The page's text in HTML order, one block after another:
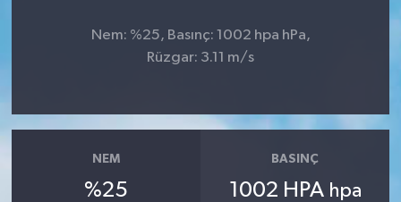
Nem: %25, Basınç: 1002 hpa hPa,
Rüzgar: 3.11 m/s
NEM
%25
BASINÇ
1002 HPA hpa